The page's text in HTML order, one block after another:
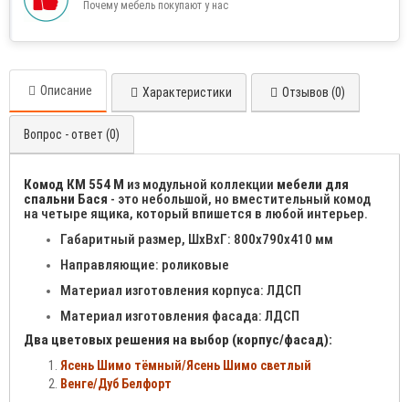
Почему мебель покупают у нас
Описание Характеристики Отзывов (0)
Вопрос - ответ (0)
Комод КМ 554 М из модульной коллекции мебели для
спальни Бася - это небольшой, но вместительный комод
на четыре ящика, который впишется в любой интерьер.
Габаритный размер, ШхВхГ: 800х790х410 мм
Направляющие: роликовые
Материал изготовления корпуса: ЛДСП
Материал изготовления фасада: ЛДСП
Два цветовых решения на выбор (корпус/фасад):
Ясень Шимо тёмный/Ясень Шимо светлый
Венге/Дуб Белфорт